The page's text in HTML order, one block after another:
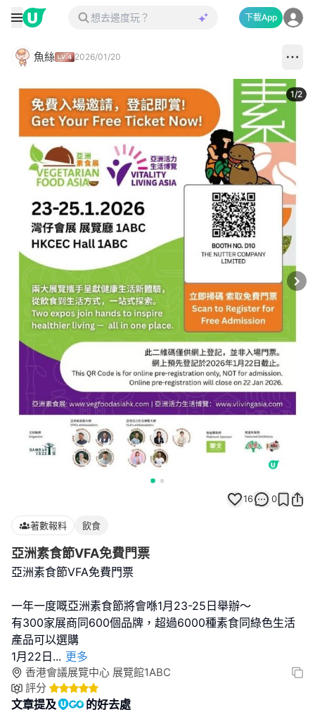
下載App
魚絲 2026/01/20
1/2
16 0
著數報料 飲食
亞洲素食節VFA免費門票
亞洲素食節VFA免費門票
一年一度嘅亞洲素食節將會喺1月23-25日舉辦～
有300家展商同600個品牌，超過6000種素食同綠色生活
產品可以選購
1月22日 ... 更多
香港會議展覽中心 展覽館1ABC
評分
文章提及 的好去處